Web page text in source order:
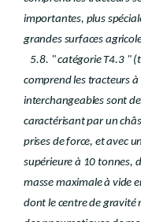
importantes, plus
grandes surfaces
5.8. " catégorie T4.3 "
comprend les tracteurs
interchangeables sont
caractérisant par un
prises de force, et avec
supérieure à 10 tonnes,
masse maximale à vide
dont le centre de gravité